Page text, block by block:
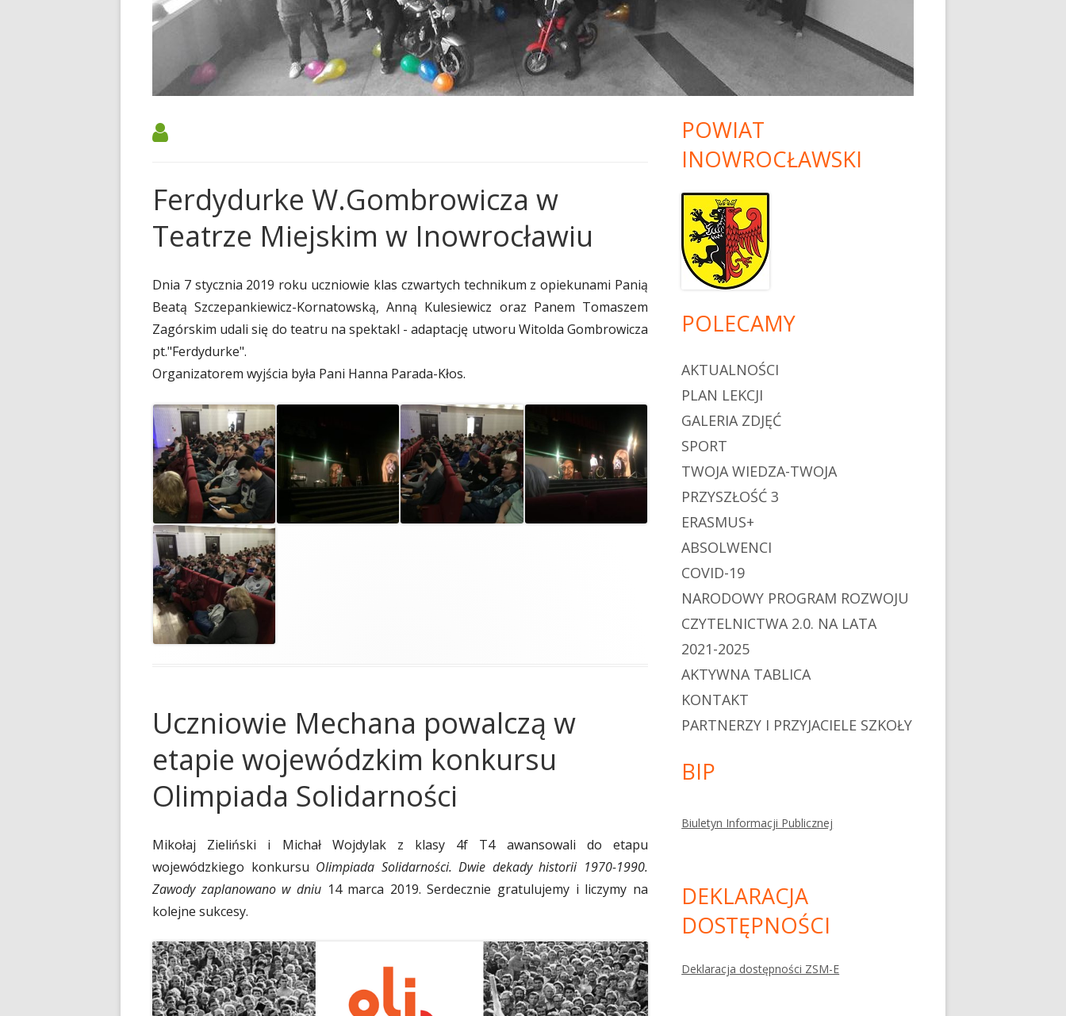
SAMORZĄD SZKOLNY
RODO
EGZAMINY ZAWODOWE
DEKLARACJE!
HARMONOGRAM- CZĘŚĆ PISEMNA I
PRAKTYCZNA EGZAMINU
ZAWODOWEGO SESJA LATO 2026 DLA
UCZNIÓW ZESPOŁU SZKÓŁ
PODRĘCZNIKI NA ROK SZKOLNY
2026/2027
KALENDARZ ROKU SZKOLNEGO
2025/2026
PRAWO JAZDY
DOKUMENTY DO POBRANIA
ZAPRASZAMY DO MECHANA!!!
TWOJA DROGA DO SZKOŁY
PONADGIMNAZJALNEJ I
PONADPODSTAWOWEJ – FILM
Ferdydurke W.Gombrowicza w
Teatrze Miejskim w Inowrocławiu
Dnia 7 stycznia 2019 roku uczniowie klas czwartych technikum z opiekunami Panią
Beatą Szczepankiewicz-Kornatowską, Anną Kulesiewicz oraz Panem Tomaszem
Zagórskim udali się do teatru na spektakl - adaptację utworu Witolda Gombrowicza
pt."Ferdydurke".
Organizatorem wyjścia była Pani Hanna Parada-Kłos.
Uczniowie Mechana powalczą w
etapie wojewódzkim konkursu
Olimpiada Solidarności
Mikołaj Zieliński i Michał Wojdylak z klasy 4f T4 awansowali do etapu
wojewódzkiego konkursu Olimpiada Solidarności. Dwie dekady historii 1970-1990.
Zawody zaplanowano w dniu 14 marca 2019. Serdecznie gratulujemy i liczymy na
kolejne sukcesy.
POWIAT
INOWROCŁAWSKI
POLECAMY
AKTUALNOŚCI
PLAN LEKCJI
GALERIA ZDJĘĆ
SPORT
TWOJA WIEDZA-TWOJA
PRZYSZŁOŚĆ 3
ERASMUS+
ABSOLWENCI
COVID-19
NARODOWY PROGRAM ROZWOJU
CZYTELNICTWA 2.0. NA LATA
2021-2025
AKTYWNA TABLICA
KONTAKT
PARTNERZY I PRZYJACIELE SZKOŁY
BIP
Biuletyn Informacji Publicznej
DEKLARACJA
DOSTĘPNOŚCI
Deklaracja dostępności ZSM-E